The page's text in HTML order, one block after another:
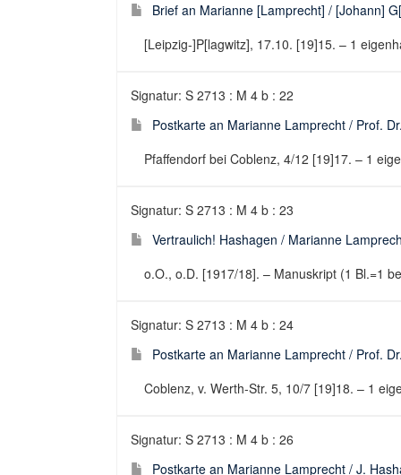
Brief an Marianne [Lamprecht] / [Johann]
[Leipzig-]P[lagwitz], 17.10. [19]15. – 1
Signatur: S 2713 : M 4 b : 22
Postkarte an Marianne Lamprecht / Prof.
Pfaffendorf bei Coblenz, 4/12 [19]17. – 1
Signatur: S 2713 : M 4 b : 23
Vertraulich! Hashagen / Marianne
o.O., o.D. [1917/18]. – Manuskript (1 Bl.=1
Signatur: S 2713 : M 4 b : 24
Postkarte an Marianne Lamprecht / Prof.
Coblenz, v. Werth-Str. 5, 10/7 [19]18. – 1
Signatur: S 2713 : M 4 b : 26
Postkarte an Marianne Lamprecht / J.